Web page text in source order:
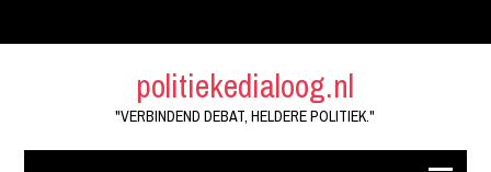
politiekedialoog.nl
"VERBINDEND DEBAT, HELDERE POLITIEK."